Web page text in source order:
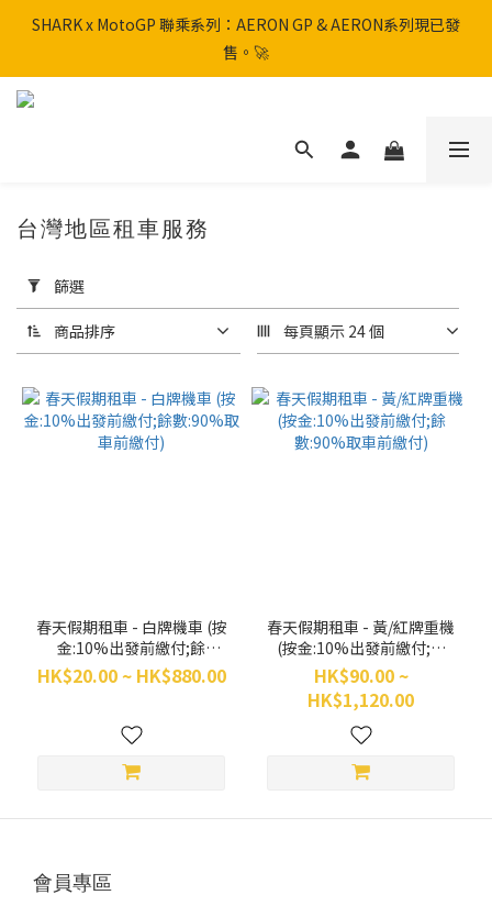
SHARK x MotoGP 聯乘系列：AERON GP & AERON系列現已發
售。🚀
SHARK x MotoGP 聯乘系列：AERON GP & AERON系列現已發
售。🚀
📦 【全新上架】NHK Helmet 到貨通知：S1GP & K5R 熱銷款式全
用
篩
選
(0/20)
價格
(HK$)
台灣地區租車服務
篩選
商品排序 每頁顯示 24 個
春天假期租車 - 白牌機車 (按
金:10%出發前繳付;餘
數:90%取車前繳付)
HK$20.00 ~ HK$880.00
春天假期租車 - 黃/紅牌重機
(按金:10%出發前繳付;餘
數:90%取車前繳付)
HK$90.00 ~
HK$1,120.00
會員專區